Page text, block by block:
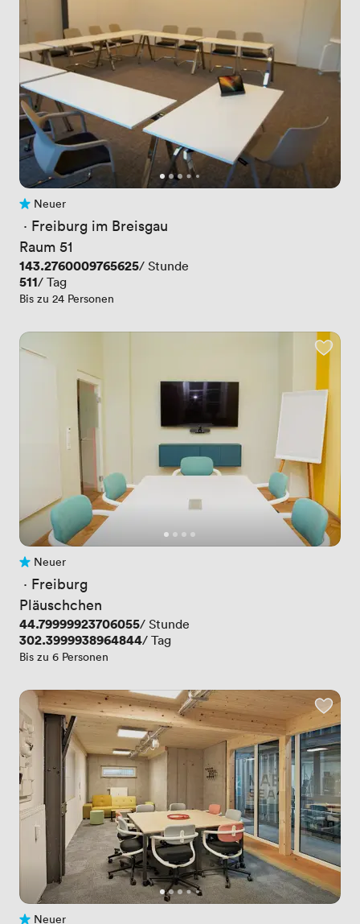
Noch keine Bewertungen
Neuer
· Freiburg im Breisgau
Raum 51
Preis
143.2760009765625/ Stunde
Preis
511/ Tag
Bis zu 24 Personen
Noch keine Bewertungen
Neuer
· Freiburg
Pläuschchen
Preis
44.79999923706055/ Stunde
Preis
302.3999938964844/ Tag
Bis zu 6 Personen
Neuer